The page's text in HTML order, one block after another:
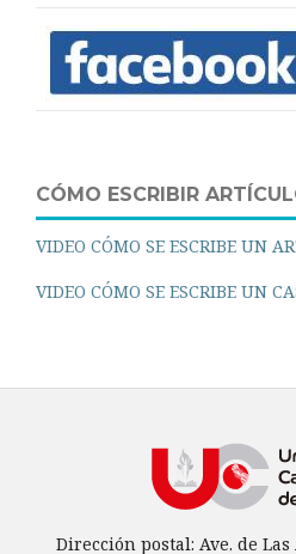
CÓMO ESCRIBIR
VIDEO CÓMO SE ESCRIBE UN
VIDEO CÓMO SE ESCRIBE UN
Dirección postal: Ave. de